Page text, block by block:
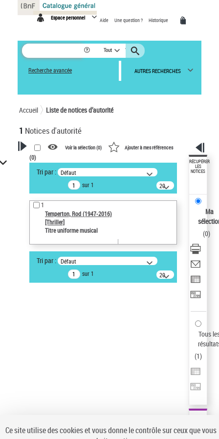
Espace personnel Aide Une question ? Historique
Tout
Recherche avancée AUTRES RECHERCHES
Accueil Liste de notices d’autorité
1 Notices d'autorité
VOTRE RECHERCHE
Recherche avancée dans les
notices d’autorité
Œuvres liées à l'auteur :
Temperton, Rod (1947-2016)
Auteur d’œuvre
Statut de la notice d’autorité
Notice élémentaire
Type de notice d'autorité
Voir la sélection (0) Ajouter à mes références
(0)
Tri par : Défaut
sur 1
20
résultats/page
1
Temperton, Rod (1947-2016)
[Thriller]
Titre uniforme musical
Tri par : Défaut
sur 1
20
résultats/page
RÉCUPÉRER
LES
NOTICES
Ma
(0)
Tous
(1)
Panneau de gestion des cookies
Ce site utilise des cookies et vous donne le contrôle sur ceux que vous